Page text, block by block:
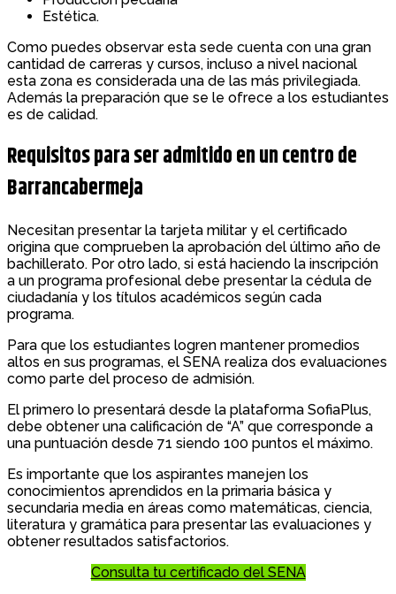
Estética.
Como puedes observar esta sede cuenta con una gran
cantidad de carreras y cursos, incluso a nivel nacional
esta zona es considerada una de las más privilegiada.
Además la preparación que se le ofrece a los estudiantes
es de calidad.
Requisitos para ser admitido en un centro de
Barrancabermeja
Necesitan presentar la tarjeta militar y el certificado
origina que comprueben la aprobación del último año de
bachillerato. Por otro lado, si está haciendo la inscripción
a un programa profesional debe presentar la cédula de
ciudadanía y los títulos académicos según cada
programa.
Para que los estudiantes logren mantener promedios
altos en sus programas, el SENA realiza dos evaluaciones
como parte del proceso de admisión.
El primero lo presentará desde la plataforma SofiaPlus,
debe obtener una calificación de “A” que corresponde a
una puntuación desde 71 siendo 100 puntos el máximo.
Es importante que los aspirantes manejen los
conocimientos aprendidos en la primaria básica y
secundaria media en áreas como matemáticas, ciencia,
literatura y gramática para presentar las evaluaciones y
obtener resultados satisfactorios.
Consulta tu certificado del SENA